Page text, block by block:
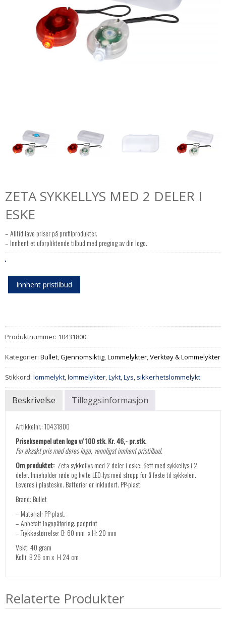
ZETA SYKKELLYS MED 2 DELER I
ESKE
– Alltid lave priser på profilprodukter.
– Innhent et uforpliktende tilbud med preging av din logo.
Innhent pristilbud
Produktnummer: 10431800
Kategorier: Bullet,Gjennomsiktig,Lommelykter,Verktøy & Lommelykter
Stikkord: lommelykt,lommelykter,Lykt,Lys, sikkerhetslommelykt
Beskrivelse Tilleggsinformasjon
Artikkelnr.: 10431800
Priseksempel uten logo v/ 100 stk. Kr. 46,- pr.stk.
For eksakt pris med deres logo, vennligst innhent pristilbud.
Om produktet: Zeta sykkellys med 2 deler i eske. Sett med sykkellys i 2
deler. Inneholder røde og hvite LED-lys med stropp for å feste til sykkelen.
Leveres i plasteske. Batterier er inkludert. PP-plast.
Brand: Bullet
– Material: PP-plast.
– Anbefalt logopåføring: padprint
– Trykkestørrelse: B: 60 mm x H: 20 mm
Vekt: 40 gram
Kolli: B 26 cm x H 24 cm
Relaterte Produkter